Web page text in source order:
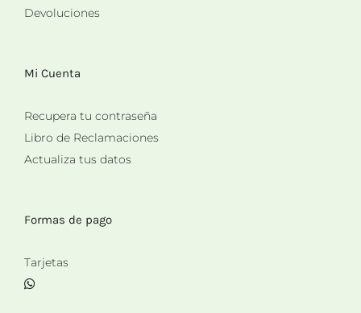
Devoluciones
Mi Cuenta
Recupera tu contraseña
Libro de Reclamaciones
Actualiza tus datos
Formas de pago
Tarjetas